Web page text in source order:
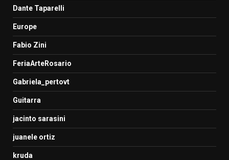
Dante Taparelli
Europe
Fabio Zini
FeriaArteRosario
Gabriela_pertovt
Guitarra
jacinto sarasini
juanele ortiz
kruda